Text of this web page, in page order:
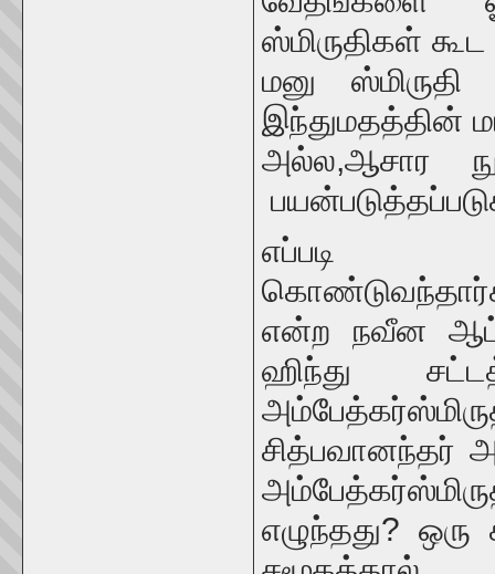
ஸ்மிருதிகள்
மனு
இந்துமதத்தின்
அல்ல,ஆசார
எப்படி
என்ற நவீன
ஹிந்து
சித்பவானந்தர்
எழுந்தது?